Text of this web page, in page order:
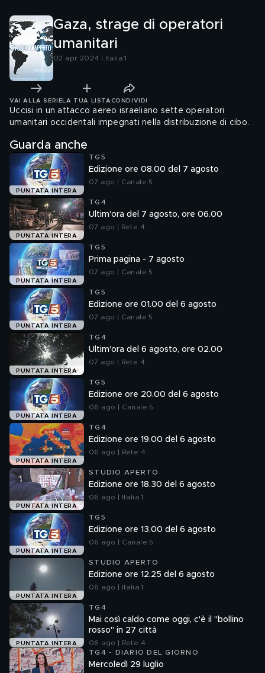
Gaza, strage di operatori
umanitari
02 apr 2024 | Italia 1
VAI ALLA SERIE LA TUA LISTA CONDIVIDI
Uccisi in un attacco aereo israeliano sette operatori
umanitari occidentali impegnati nella distribuzione di cibo.
Guarda anche
PUNTATA INTERA
TG5
Edizione ore 08.00 del 7 agosto
07 ago | Canale 5
PUNTATA INTERA
TG4
Ultim'ora del 7 agosto, ore 06.00
07 ago | Rete 4
PUNTATA INTERA
TG5
Prima pagina - 7 agosto
07 ago | Canale 5
PUNTATA INTERA
TG5
Edizione ore 01.00 del 6 agosto
07 ago | Canale 5
PUNTATA INTERA
TG4
Ultim'ora del 6 agosto, ore 02.00
07 ago | Rete 4
PUNTATA INTERA
TG5
Edizione ore 20.00 del 6 agosto
06 ago | Canale 5
PUNTATA INTERA
TG4
Edizione ore 19.00 del 6 agosto
06 ago | Rete 4
PUNTATA INTERA
STUDIO APERTO
Edizione ore 18.30 del 6 agosto
06 ago | Italia 1
PUNTATA INTERA
TG5
Edizione ore 13.00 del 6 agosto
06 ago | Canale 5
PUNTATA INTERA
STUDIO APERTO
Edizione ore 12.25 del 6 agosto
06 ago | Italia 1
PUNTATA INTERA
TG4
Mai così caldo come oggi, c'è il "bollino
rosso" in 27 città
06 ago | Rete 4
TG4 - DIARIO DEL GIORNO
Mercoledì 29 luglio